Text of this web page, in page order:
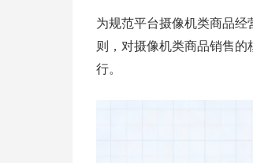
为规范平台摄像机类商品
则，对摄像机类商品销售
行。